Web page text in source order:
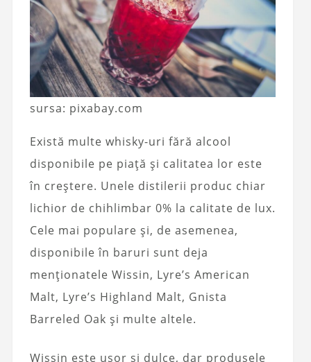
sursa: pixabay.com
Există multe whisky-uri fără alcool
disponibile pe piață și calitatea lor este
în creștere. Unele distilerii produc chiar
lichior de chihlimbar 0% la calitate de lux.
Cele mai populare și, de asemenea,
disponibile în baruri sunt deja
menționatele Wissin, Lyre’s American
Malt, Lyre’s Highland Malt, Gnista
Barreled Oak și multe altele.
Wissin este ușor și dulce, dar produsele